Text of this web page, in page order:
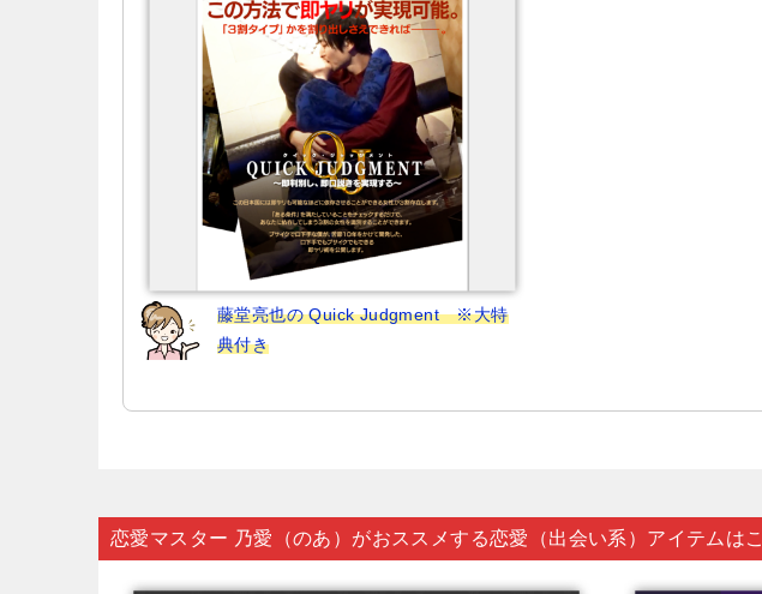
藤堂亮也の Quick Judgment ※大特
典付き
恋愛マスター 乃愛（のあ）がおススメする恋愛（出会い系）アイテムは